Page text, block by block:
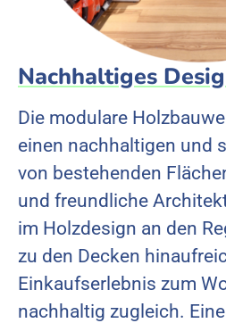
Nachhaltiges
Die modulare
einen nachhaltigen und
von bestehenden
und freundliche
im Holzdesign an den
zu den Decken
Einkaufserlebnis zum
nachhaltig zugleich.